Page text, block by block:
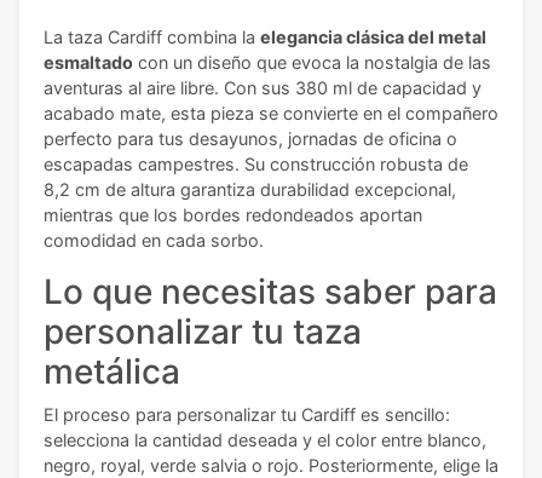
La taza Cardiff combina la elegancia clásica del metal
esmaltado con un diseño que evoca la nostalgia de las
aventuras al aire libre. Con sus 380 ml de capacidad y
acabado mate, esta pieza se convierte en el compañero
perfecto para tus desayunos, jornadas de oficina o
escapadas campestres. Su construcción robusta de
8,2 cm de altura garantiza durabilidad excepcional,
mientras que los bordes redondeados aportan
comodidad en cada sorbo.
Lo que necesitas saber para
personalizar tu taza
metálica
El proceso para personalizar tu Cardiff es sencillo:
selecciona la cantidad deseada y el color entre blanco,
negro, royal, verde salvia o rojo. Posteriormente, elige la